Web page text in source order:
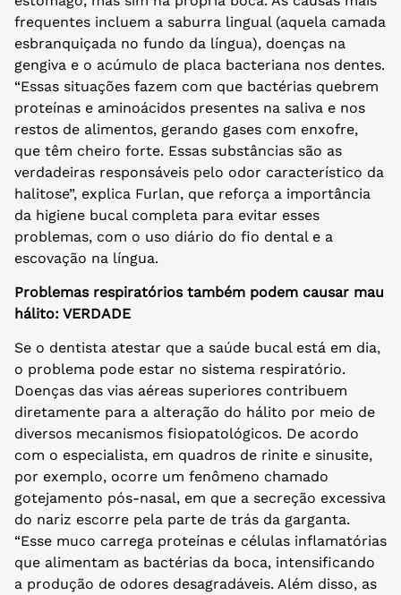
frequentes incluem a saburra lingual (aquela camada
esbranquiçada no fundo da língua), doenças na
gengiva e o acúmulo de placa bacteriana nos dentes.
“Essas situações fazem com que bactérias quebrem
proteínas e aminoácidos presentes na saliva e nos
restos de alimentos, gerando gases com enxofre,
que têm cheiro forte. Essas substâncias são as
verdadeiras responsáveis pelo odor característico da
halitose”, explica Furlan, que reforça a importância
da higiene bucal completa para evitar esses
problemas, com o uso diário do fio dental e a
escovação na língua.
Problemas respiratórios também podem causar mau
hálito: VERDADE
Se o dentista atestar que a saúde bucal está em dia,
o problema pode estar no sistema respiratório.
Doenças das vias aéreas superiores contribuem
diretamente para a alteração do hálito por meio de
diversos mecanismos fisiopatológicos. De acordo
com o especialista, em quadros de rinite e sinusite,
por exemplo, ocorre um fenômeno chamado
gotejamento pós-nasal, em que a secreção excessiva
do nariz escorre pela parte de trás da garganta.
“Esse muco carrega proteínas e células inflamatórias
que alimentam as bactérias da boca, intensificando
a produção de odores desagradáveis. Além disso, as